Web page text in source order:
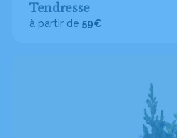
Tendresse
à partir de 59€